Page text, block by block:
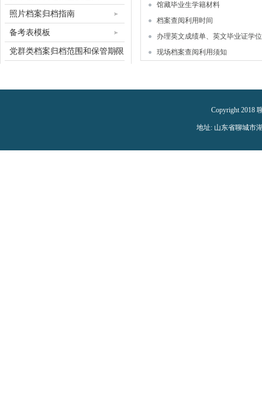
照片档案归档指南
备考表模板
党群类档案归档范围和保管期限
表
馆藏毕业生学籍材料
档案查阅利用时间
办理英文成绩单、英文毕业证学
现场档案查阅利用须知
Copyright 2018
地址: 山东省聊城市